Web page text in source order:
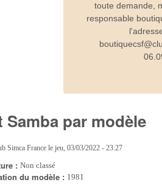
toute demande,
responsable
Samba par modèle
Simca France lejeu, 03/03/2022 - 23:27
:Non classé
du modèle : 1981